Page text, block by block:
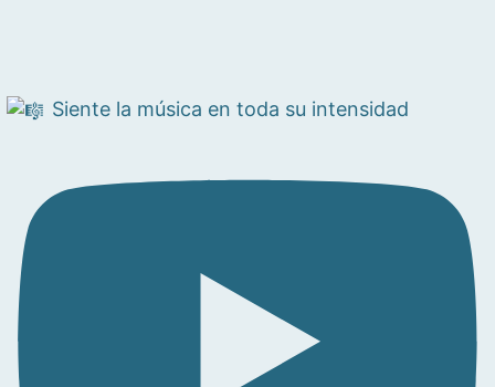
Siente la música en toda su intensidad